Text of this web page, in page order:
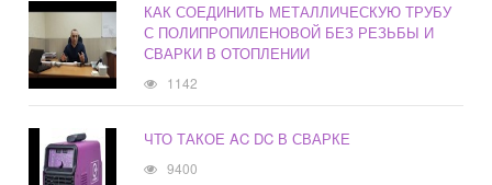
КАК СОЕДИНИТЬ МЕТАЛЛИЧЕСКУЮ ТРУБУ
С ПОЛИПРОПИЛЕНОВОЙ БЕЗ РЕЗЬБЫ И
СВАРКИ В ОТОПЛЕНИИ
1142
ЧТО ТАКОЕ AC DC В СВАРКЕ
9400